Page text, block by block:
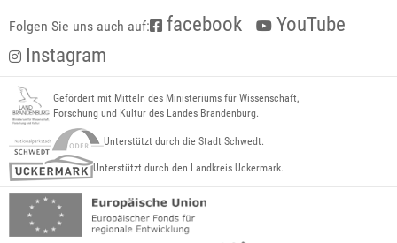
Folgen Sie uns auch auf: facebook
YouTube
Instagram
Gefördert mit Mitteln des Ministeriums für Wissenschaft,
Forschung und Kultur des Landes Brandenburg.
Unterstützt durch die Stadt Schwedt.
Unterstützt durch den Landkreis Uckermark.